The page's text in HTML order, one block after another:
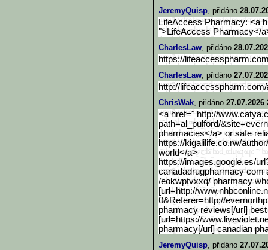
JeremyQuisp, přidáno
LifeAccess Pharmacy: <a
">LifeAccess Pharmacy</
CharlesLaw, přidáno
https://
CharlesLaw, přidáno
http://
ChrisWak, přidáno 27.07.2026
<a href=" http://
path=al_pulford/&site=eve
pharmacies</a> or safe
https://kigalilife.co.rw/autho
world</a>
https://images.google.es/
canadadrugpharmacy com
/eokwptvxxq/ pharmacy
[url=http://www.nhbconlin
0&Referer=http://
pharmacy reviews[/url]
[url=https://
pharmacy[/url] canadian
JeremyQuisp, přidáno